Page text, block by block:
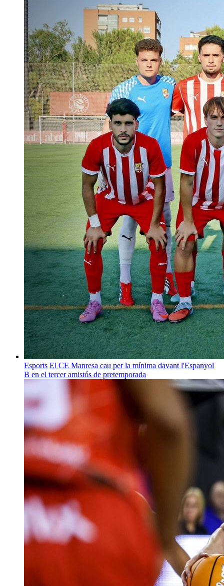
Esports El CE Manresa cau per la mínima davant l'Espanyol
B en el tercer amistós de pretemporada